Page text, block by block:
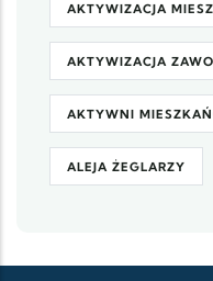
AKTYWIZACJA
AKTYWIZACJA
AKTYWNI
ALEJA ŻEGLARZY